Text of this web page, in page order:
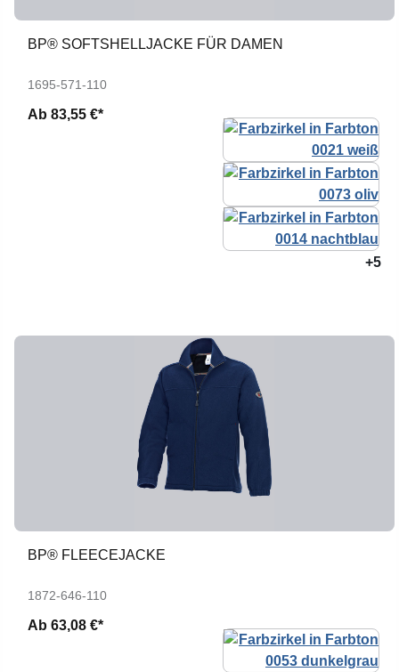
BP® SOFTSHELLJACKE FÜR DAMEN
1695-571-110
Ab 83,55 €*
+5
BP® FLEECEJACKE
1872-646-110
Ab 63,08 €*